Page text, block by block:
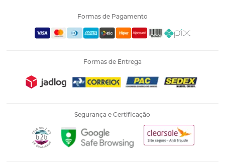
Formas de Pagamento
Formas de Entrega
Segurança e Certificação